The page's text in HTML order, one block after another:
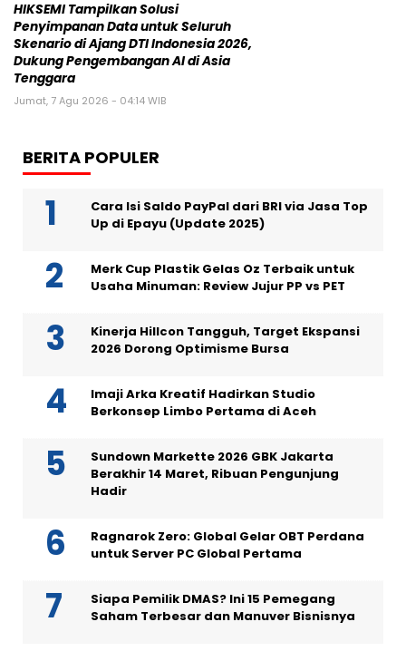
HIKSEMI Tampilkan Solusi
Penyimpanan Data untuk Seluruh
Skenario di Ajang DTI Indonesia 2026,
Dukung Pengembangan AI di Asia
Tenggara
Jumat, 7 Agu 2026 - 04:14 WIB
BERITA POPULER
Cara Isi Saldo PayPal dari BRI via Jasa Top
Up di Epayu (Update 2025)
Merk Cup Plastik Gelas Oz Terbaik untuk
Usaha Minuman: Review Jujur PP vs PET
Kinerja Hillcon Tangguh, Target Ekspansi
2026 Dorong Optimisme Bursa
Imaji Arka Kreatif Hadirkan Studio
Berkonsep Limbo Pertama di Aceh
Sundown Markette 2026 GBK Jakarta
Berakhir 14 Maret, Ribuan Pengunjung
Hadir
Ragnarok Zero: Global Gelar OBT Perdana
untuk Server PC Global Pertama
Siapa Pemilik DMAS? Ini 15 Pemegang
Saham Terbesar dan Manuver Bisnisnya